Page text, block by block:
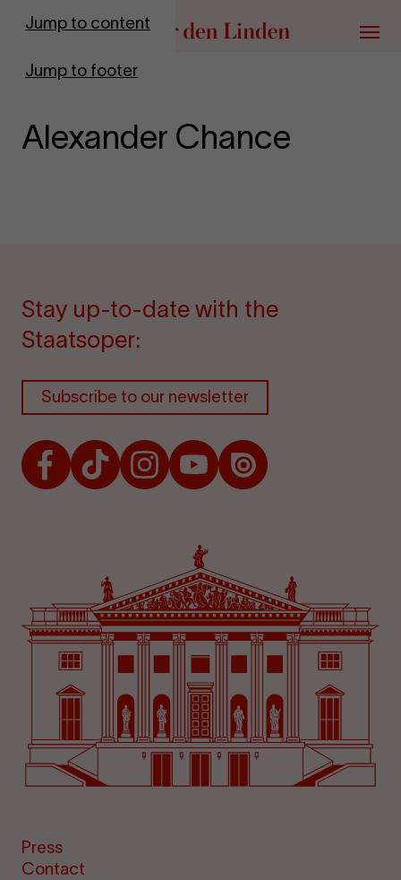
Jump to content
Jump to footer
Go to homepage
Menu
Alexander Chance
Stay up-to-date with the
Staatsoper:
Subscribe to our newsletter
FacebookTikTok InstagramYoutubeIssuu
Press
Contact